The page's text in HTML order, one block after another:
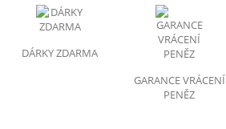
DÁRKY ZDARMA
GARANCE VRÁCENÍ
PENĚZ